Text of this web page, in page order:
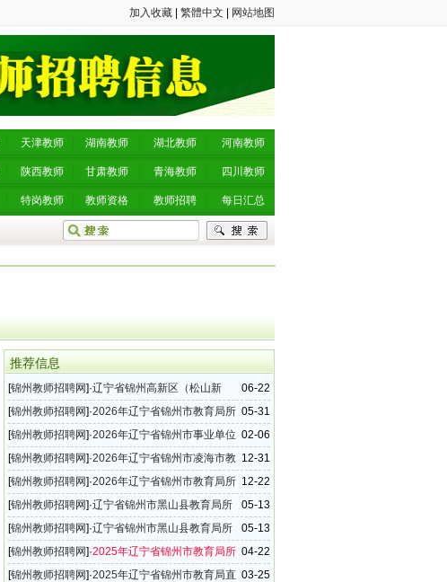
加入收藏 繁體中文 网站地图
天津教师 湖南教师 湖北教师 河南教师
陕西教师 甘肃教师 青海教师 四川教师
特岗教师 教师资格 教师招聘 每日汇总
推荐信息
06-22
[锦州教师招聘网]·辽宁省锦州高新区（松山新
区）2026年事业单位教师招聘28名公告
05-31
[锦州教师招聘网]·2026年辽宁省锦州市教育局所
属学校教师招聘30名公告
02-06
[锦州教师招聘网]·2026年辽宁省锦州市事业单位
教师招聘公告
12-31
[锦州教师招聘网]·2026年辽宁省锦州市凌海市教
育局所属学校教师招聘34名公告
12-22
[锦州教师招聘网]·2026年辽宁省锦州市教育局所
属学校教师招聘119名公告
05-13
[锦州教师招聘网]·辽宁省锦州市黑山县教育局所
属学校2025年教师招聘公告
05-13
[锦州教师招聘网]·辽宁省锦州市黑山县教育局所
属学校2025年教师招聘92名公告
04-22
[锦州教师招聘网]·2025年辽宁省锦州市教育局所
属学校教师招聘24名公告
03-25
[锦州教师招聘网]·2025年辽宁省锦州市教育局直